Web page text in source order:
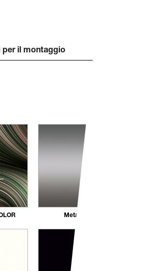
per il montaggio
Metal grey